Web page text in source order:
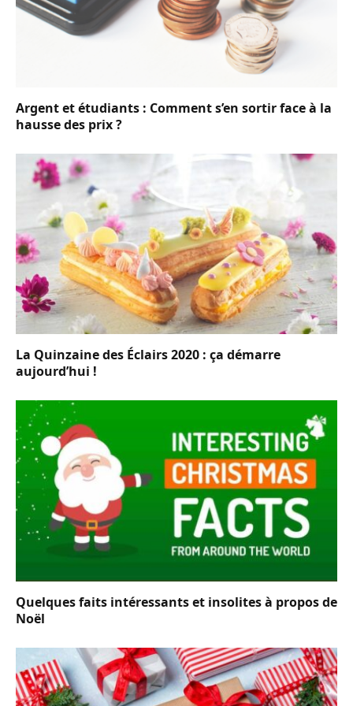
Argent et étudiants : Comment s’en sortir face à la
hausse des prix ?
La Quinzaine des Éclairs 2020 : ça démarre
aujourd’hui !
Quelques faits intéressants et insolites à propos de
Noël